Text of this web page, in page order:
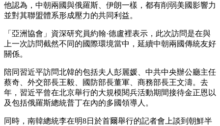
他認為，中朝兩國與俄羅斯、伊朗一樣，都有削弱美國影響力
並對其聯盟體系形成壓力的共同利益。
「亞洲協會」資深研究員約翰·德盧裡表示，此次訪問是在與
上一次訪問截然不同的國際環境當中，延續中朝兩國傳統友好
關係。
陪同習近平訪問北韓的包括夫人彭麗媛、中共中央辦公廳主任
蔡奇、外交部長王毅、國防部長董軍、商務部長王文濤。去
年，習近平曾在北京舉行的大規模閱兵活動期間接待金正恩以
及包括俄羅斯總統普丁在內的多國領導人。
同時，南韓總統李在明8日於首爾舉行的記者會上談到朝鮮半